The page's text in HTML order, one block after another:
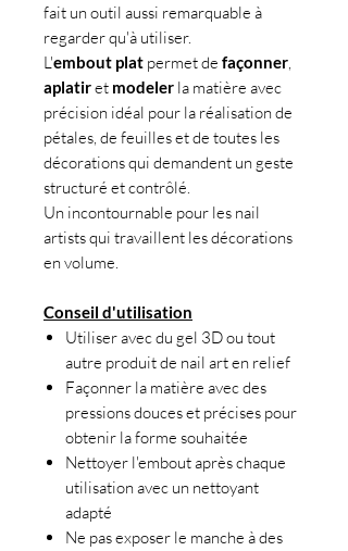
fait un outil aussi remarquable à
regarder qu'à utiliser.
L'embout plat permet de façonner,
aplatiret modeler la matière avec
précision idéal pour la réalisation de
pétales, de feuilles et de toutes les
décorations qui demandent un geste
structuré et contrôlé.
Un incontournable pour les nail
artists qui travaillent les décorations
en volume.
Conseil d'utilisation
Utiliser avec du gel 3D ou tout
autre produit de nail art en relief
Façonner la matière avec des
pressions douces et précises pour
obtenir la forme souhaitée
Nettoyer l'embout après chaque
utilisation avec un nettoyant
adapté
Ne pas exposer le manche à des